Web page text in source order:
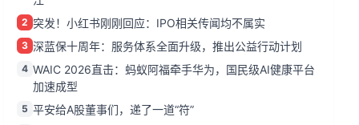
2 突发！小红书刚刚回应：IPO相关传闻均不属实
3 深蓝保十周年：服务体系全面升级，推出公益行动计划
4 WAIC 2026直击：蚂蚁阿福牵手华为，国民级AI健康平台
加速成型
5 平安给A股董事们，递了一道“符”